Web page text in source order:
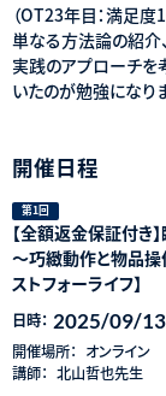
（OT23年目：満足度
単なる方法論の紹介
実践のアプローチを
いたのが勉強になり
開催日程
第1回
【全額返金保証付き
～巧緻動作と物品操
ストフォーライフ】
日時： 2025/09/13
開催場所： オンライン
講師： 北山哲也先生